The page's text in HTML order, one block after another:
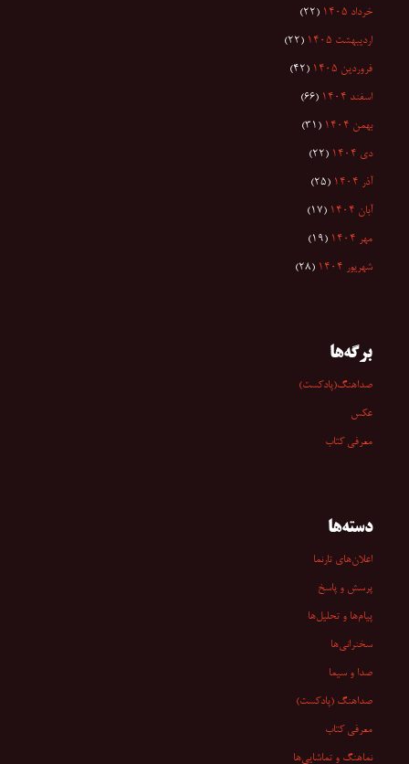
خرداد ۱۴۰۵ (۲۲)
اردیبهشت ۱۴۰۵ (۲۲)
فروردین ۱۴۰۵ (۴۲)
اسفند ۱۴۰۴ (۶۶)
بهمن ۱۴۰۴ (۳۱)
دی ۱۴۰۴ (۲۲)
آذر ۱۴۰۴ (۲۵)
آبان ۱۴۰۴ (۱۷)
مهر ۱۴۰۴ (۱۹)
شهریور ۱۴۰۴ (۲۸)
برگه‌ها
صداهنگ(پادکست)
عکس
معرفی کتاب
دسته‌ها
اعلان‌های تارنما
پرسش و پاسخ
پیام‌ها و تحلیل‌ها
سخنرانی‏‏‌ها
صدا و سیما
صداهنگ (پادکست)
معرفی کتاب
نماهنگ و تماشایی‌ها